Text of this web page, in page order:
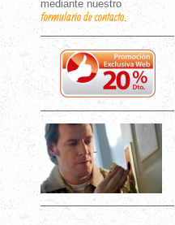
mediante nuestro
formulario de contacto.